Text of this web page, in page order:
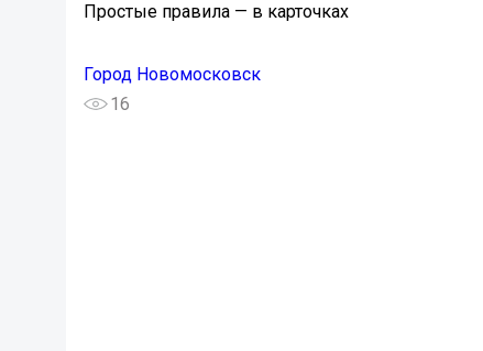
Простые правила — в карточках
Город Новомосковск
16